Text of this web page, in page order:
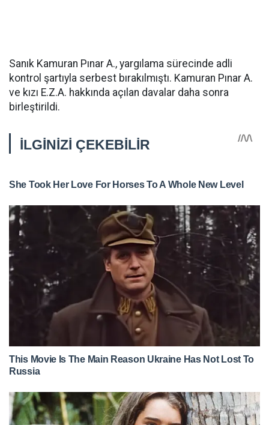
Sanık Kamuran Pınar A., yargılama sürecinde adli
kontrol şartıyla serbest bırakılmıştı. Kamuran Pınar A.
ve kızı E.Z.A. hakkında açılan davalar daha sonra
birleştirildi.